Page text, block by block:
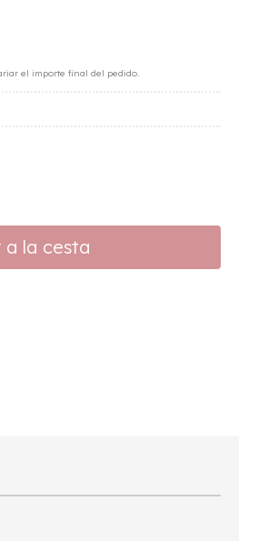
el importe final del pedido.
a la cesta